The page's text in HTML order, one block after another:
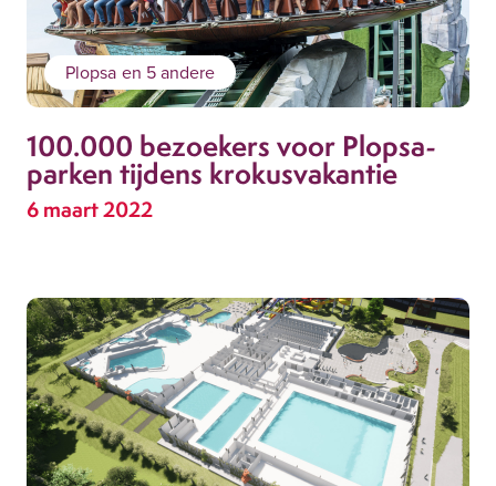
Plopsa en 5 andere
100.000 bezoekers voor Plopsa-
parken tijdens krokusvakantie
6 maart 2022